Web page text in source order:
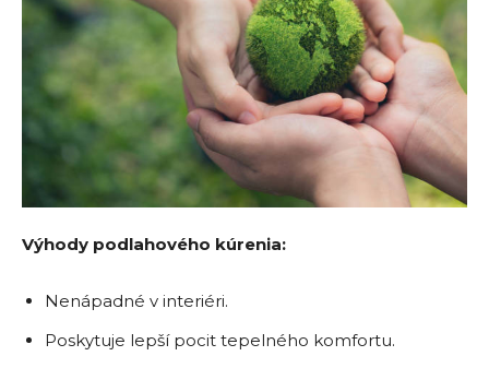
Výhody podlahového kúrenia:
Nenápadné v interiéri.
Poskytuje lepší pocit tepelného komfortu.